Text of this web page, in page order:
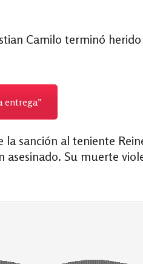
Camilo terminó
entrega”
sanción al teniente
Su muerte